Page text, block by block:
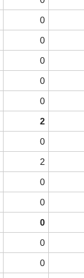
0
0
0
0
0
2
0
2
0
0
0
0
0